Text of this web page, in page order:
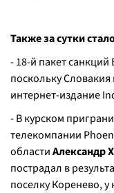
Также за сутки
- 18-й пакет
поскольку
интернет-издание
- В курском
телекомпании
областиАлександр
пострадал в
поселку Коренево,